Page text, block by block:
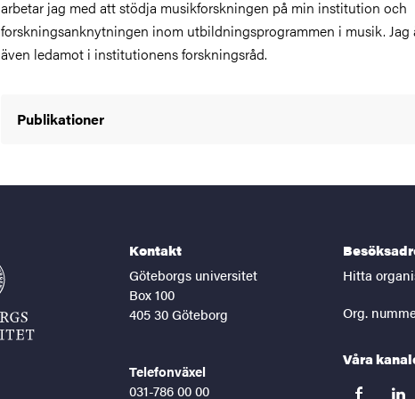
arbetar jag med att stödja musikforskningen på min institution och
forskningsanknytningen inom utbildningsprogrammen i musik. Jag
även ledamot i institutionens forskningsråd.
Publikationer
Kontakt
Göteborgs universitet
Box 100
405 30 Göteborg
Telefonväxel
031-786 00 00
Hitta
Org.
Våra